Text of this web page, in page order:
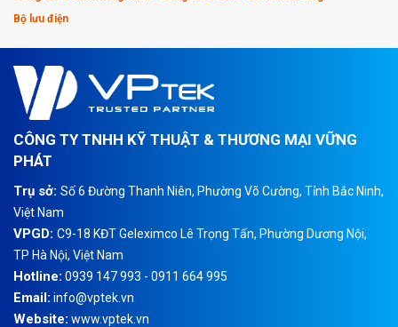
Bộ lưu điện
CÔNG TY TNHH KỸ THUẬT & THƯƠNG MẠI VỮNG
PHÁT
Trụ sở: Số 6 Đường Thanh Niên, Phường Võ Cường, Tỉnh Bắc Ninh,
Việt Nam
VPGD: C9-18 KĐT Geleximco Lê Trọng Tấn, Phường Dương Nội,
TP Hà Nội, Việt Nam
Hotline: 0939 147 993 - 0911 664 995
Email: info@vptek.vn
Website: www.vptek.vn